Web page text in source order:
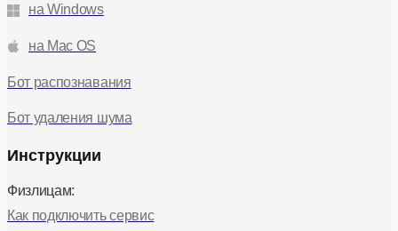
на Windows
на Mac OS
Бот распознавания
Бот удаления шума
Инструкции
Физлицам:
Как подключить сервис